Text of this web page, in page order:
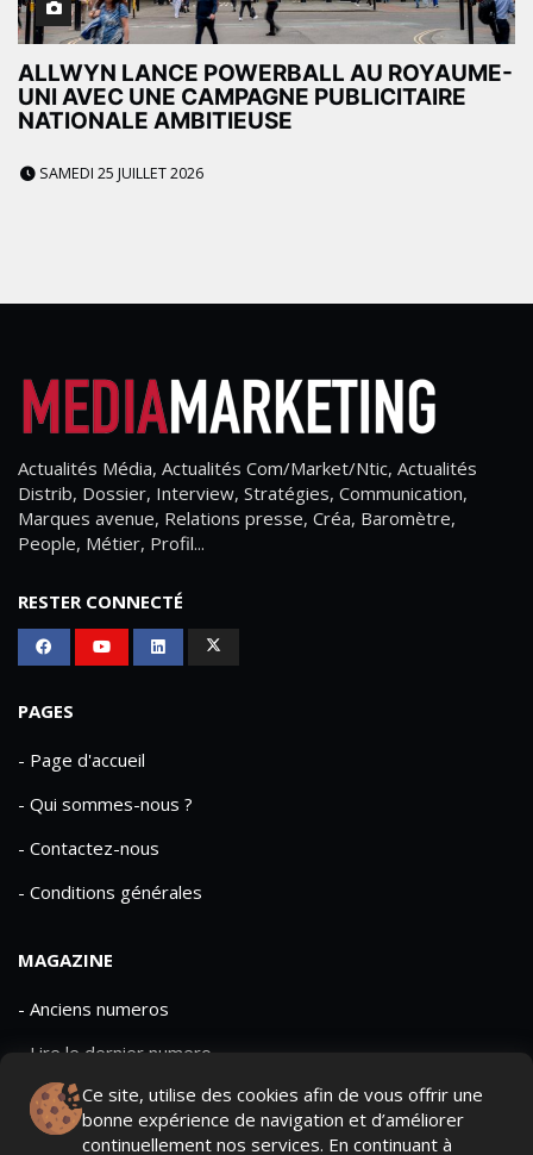
ALLWYN LANCE POWERBALL AU ROYAUME-
UNI AVEC UNE CAMPAGNE PUBLICITAIRE
NATIONALE AMBITIEUSE
SAMEDI 25 JUILLET 2026
Ce site, utilise des cookies afin de vous offrir une
bonne expérience de navigation et d’améliorer
continuellement nos services. En continuant à
Actualités Média, Actualités Com/Market/Ntic, Actualités
Distrib, Dossier, Interview, Stratégies, Communication,
Marques avenue, Relations presse, Créa, Baromètre,
People, Métier, Profil...
RESTER CONNECTÉ
PAGES
- Page d'accueil
- Qui sommes-nous ?
- Contactez-nous
- Conditions générales
MAGAZINE
- Anciens numeros
- Lire le dernier numero
- Publicite